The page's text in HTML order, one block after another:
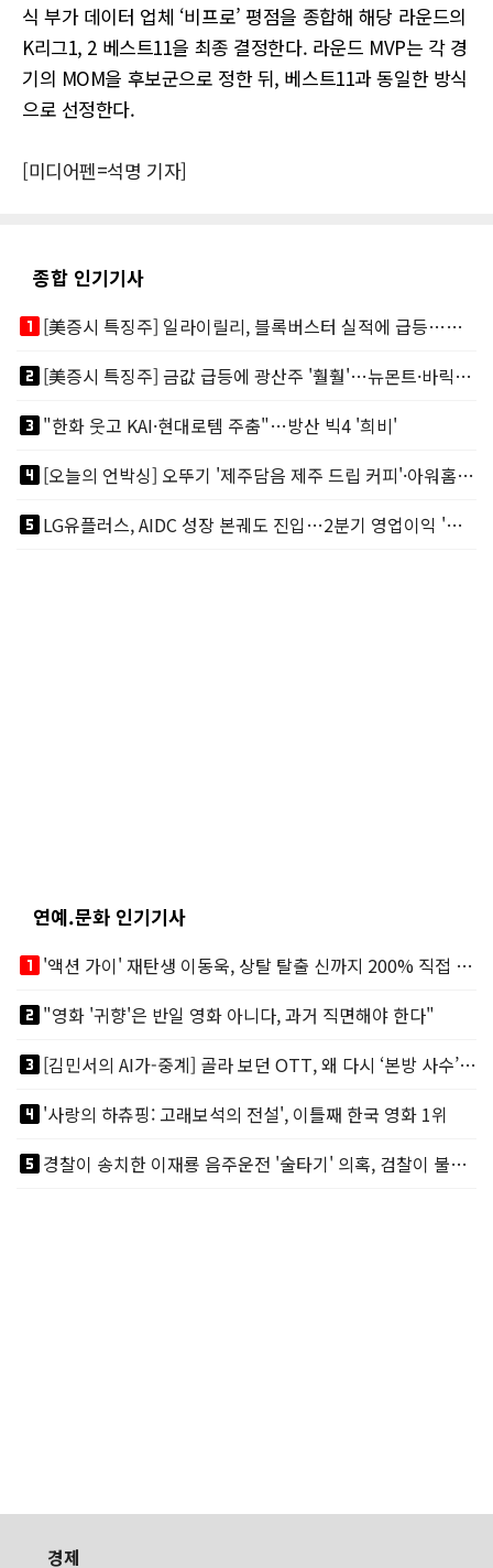
식 부가 데이터 업체 ‘비프로’ 평점을 종합해 해당 라운드의
K리그1, 2 베스트11을 최종 결정한다. 라운드 MVP는 각 경
기의 MOM을 후보군으로 정한 뒤, 베스트11과 동일한 방식
으로 선정한다.
[미디어펜=석명 기자]
종합 인기기사
looks_one
[美증시 특징주] 일라이릴리, 블록버스터 실적에 급등…마운자로 매출 폭발
looks_two
[美증시 특징주] 금값 급등에 광산주 '훨훨'…뉴몬트·바릭마이닝 주도
looks_3"한화 웃고 KAI·현대로템 주춤"…방산 빅4 '희비'
looks_4
[오늘의 언박싱] 오뚜기 '제주담음 제주 드립 커피'·아워홈 ‘갓석박지’ 外
looks_5
LG유플러스, AIDC 성장 본궤도 진입…2분기 영업이익 '역대 최대'
연예.문화 인기기사
looks_one
'액션 가이' 재탄생 이동욱, 상탈 탈출 신까지 200% 직접 소화
looks_two"영화 '귀향'은 반일 영화 아니다, 과거 직면해야 한다"
looks_3
[김민서의 AI가-중계] 골라 보던 OTT, 왜 다시 ‘본방 사수’를 부르나
looks_4'사랑의 하츄핑: 고래보석의 전설', 이틀째 한국 영화 1위
looks_5
경찰이 송치한 이재룡 음주운전 '술타기' 의혹, 검찰이 불기소
경제